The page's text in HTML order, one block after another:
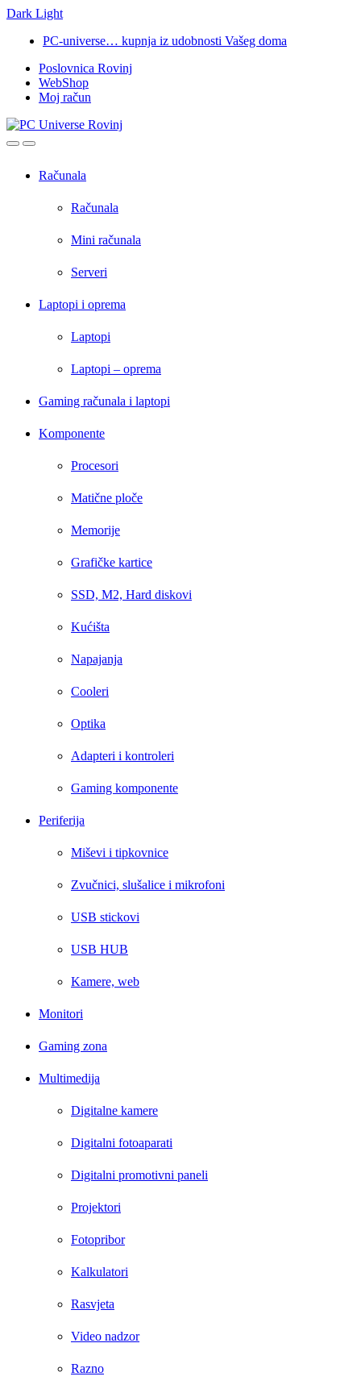
Dark Light
navigation
content
PC-universe… kupnja iz udobnosti Vašeg doma
Poslovnica Rovinj
WebShop
Moj račun
OpenClose
Računala
Računala
Mini računala
Serveri
Laptopi i oprema
Laptopi
Laptopi – oprema
Gaming računala i laptopi
Komponente
Procesori
Matične ploče
Memorije
Grafičke kartice
SSD, M2, Hard diskovi
Kućišta
Napajanja
Cooleri
Optika
Adapteri i kontroleri
Gaming komponente
Periferija
Miševi i tipkovnice
Zvučnici, slušalice i mikrofoni
USB stickovi
USB HUB
Kamere, web
Monitori
Gaming zona
Multimedija
Digitalne kamere
Digitalni fotoaparati
Digitalni promotivni paneli
Projektori
Fotopribor
Kalkulatori
Rasvjeta
Video nadzor
Razno